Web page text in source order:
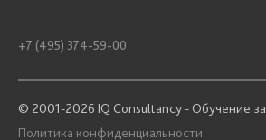
+7 (495) 374-59-00
© 2001-2026 IQ Consultancy - Обучение
Политика конфиденциальности